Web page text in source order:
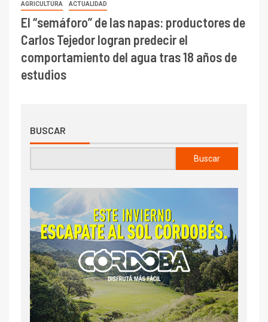
AGRICULTURA ACTUALIDAD
El “semáforo” de las napas: productores de
Carlos Tejedor logran predecir el
comportamiento del agua tras 18 años de
estudios
BUSCAR
Buscar